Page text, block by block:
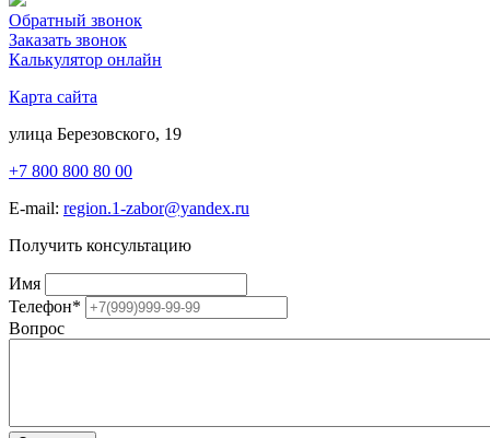
Обратный звонок
Заказать звонок
Калькулятор онлайн
Карта сайта
улица Березовского, 19
+7 800 800 80 00
E-mail: region.1-zabor@yandex.ru
Получить консультацию
Имя
Телефон*
Вопрос